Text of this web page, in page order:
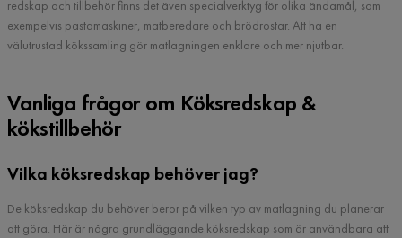
redskap och tillbehör finns det även specialverktyg för olika ändamål, som
exempelvis pastamaskiner, matberedare och brödrostar. Att ha en
välutrustad kökssamling gör matlagningen enklare och mer njutbar.
Vanliga frågor om Köksredskap &
kökstillbehör
Vilka köksredskap behöver jag?
De köksredskap du behöver beror på vilken typ av matlagning du planerar
att göra. Här är några grundläggande köksredskap som är användbara att